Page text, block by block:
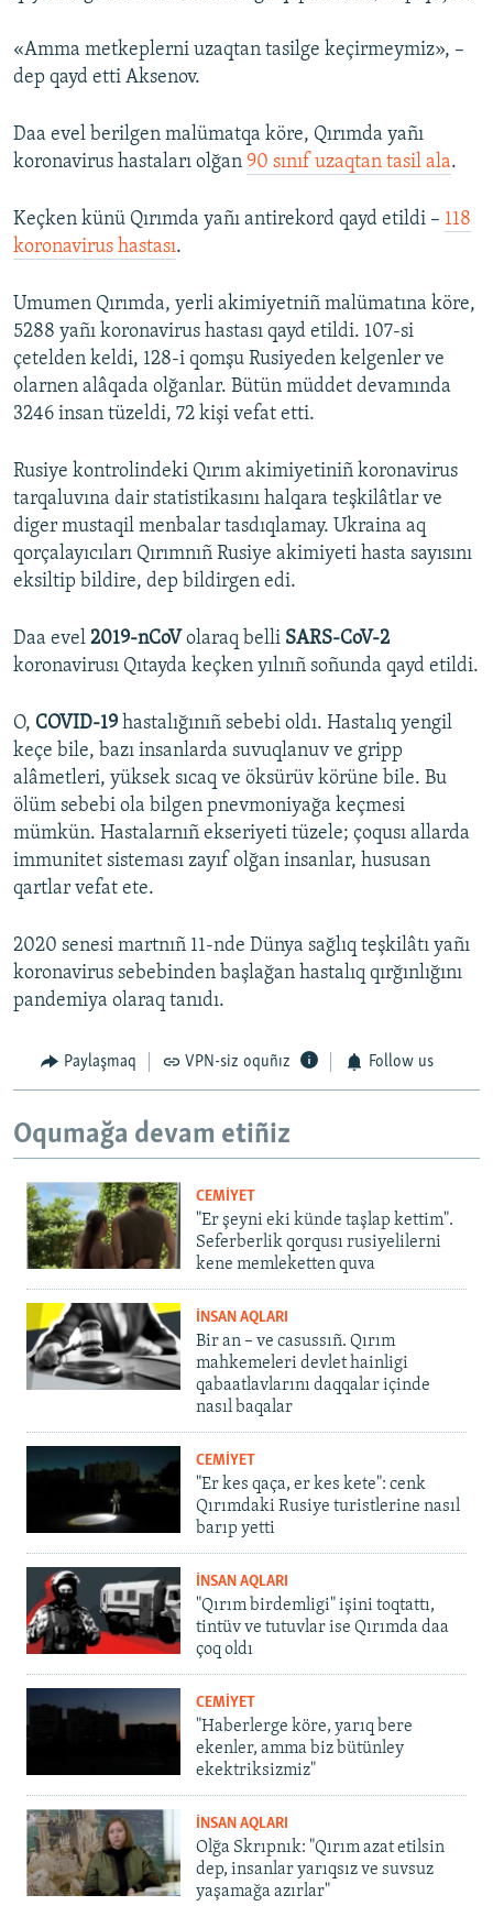
«Amma metkeplerni uzaqtan tasilge keçirmeymiz», –
dep qayd etti Aksenov.
Daa evel berilgen malümatqa köre, Qırımda yañı
koronavirus hastaları olğan 90 sınıf uzaqtan tasil ala.
Keçken künü Qırımda yañı antirekord qayd etildi – 118
koronavirus hastası.
Umumen Qırımda, yerli akimiyetniñ malümatına köre,
5288 yañı koronavirus hastası qayd etildi. 107-si
çetelden keldi, 128-i qomşu Rusiyeden kelgenler ve
olarnen alâqada olğanlar. Bütün müddet devamında
3246 insan tüzeldi, 72 kişi vefat etti.
Rusiye kontrolindeki Qırım akimiyetiniñ koronavirus
tarqaluvına dair statistikasını halqara teşkilâtlar ve
diger mustaqil menbalar tasdıqlamay. Ukraina aq
qorçalayıcıları Qırımnıñ Rusiye akimiyeti hasta sayısını
eksiltip bildire, dep bildirgen edi.
Daa evel 2019-nCoV olaraq belli SARS-CoV-2
koronavirusı Qıtayda keçken yılnıñ soñunda qayd etildi.
O, COVID-19 hastalığınıñ sebebi oldı. Hastalıq yengil
keçe bile, bazı insanlarda suvuqlanuv ve gripp
alâmetleri, yüksek sıcaq ve öksürüv körüne bile. Bu
ölüm sebebi ola bilgen pnevmoniyağa keçmesi
mümkün. Hastalarnıñ ekseriyeti tüzele; çoqusı allarda
immunitet sisteması zayıf olğan insanlar, hususan
qartlar vefat ete.
2020 senesi martnıñ 11-nde Dünya sağlıq teşkilâtı yañı
koronavirus sebebinden başlağan hastalıq qırğınlığını
pandemiya olaraq tanıdı.
Paylaşmaq VPN-siz oquñız Follow us
Oqumağa devam etiñiz
CEMİYET
"Er şeyni eki künde taşlap kettim".
Seferberlik qorqusı rusiyelilerni
kene memleketten quva
İNSAN AQLARI
Bir an – ve casussıñ. Qırım
mahkemeleri devlet hainligi
qabaatlavlarını daqqalar içinde
nasıl baqalar
CEMİYET
"Er kes qaça, er kes kete": cenk
Qırımdaki Rusiye turistlerine nasıl
barıp yetti
İNSAN AQLARI
"Qırım birdemligi" işini toqtattı,
tintüv ve tutuvlar ise Qırımda daa
çoq oldı
CEMİYET
"Haberlerge köre, yarıq bere
ekenler, amma biz bütünley
ekektriksizmiz"
İNSAN AQLARI
Olğa Skrıpnık: "Qırım azat etilsin
dep, insanlar yarıqsız ve suvsuz
yaşamağa azırlar"